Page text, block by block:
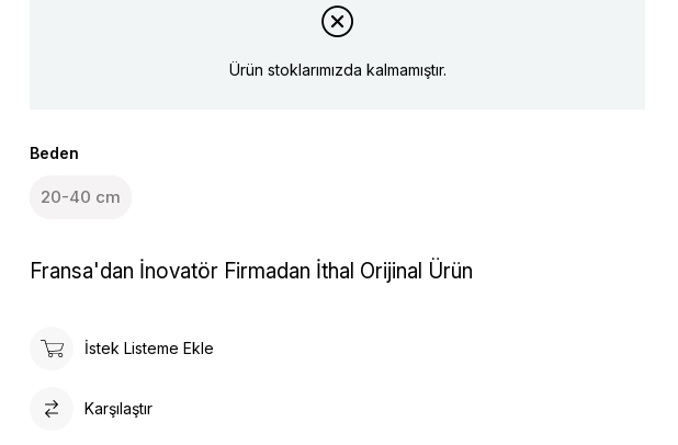
Ürün stoklarımızda kalmamıştır.
Beden
20-40 cm
Fransa'dan İnovatör Firmadan İthal Orijinal Ürün
İstek Listeme Ekle
Karşılaştır